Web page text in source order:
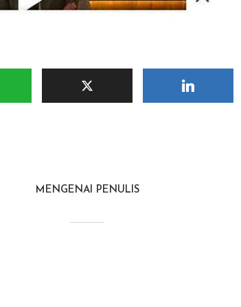
MENGENAI PENULIS